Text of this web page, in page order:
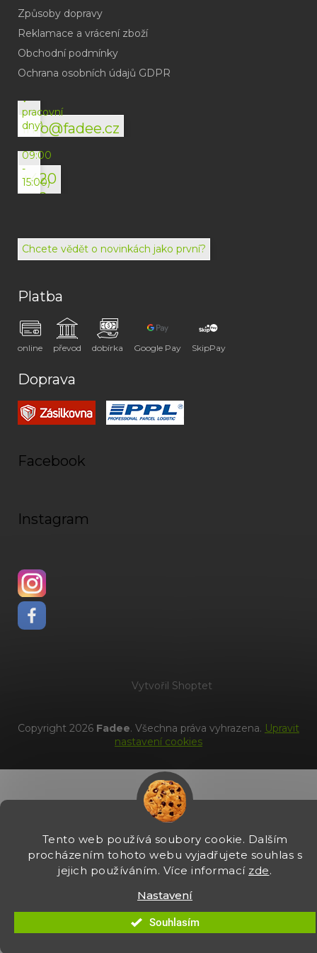
Tento web používá soubory cookie. Dalším
procházením tohoto webu vyjadřujete souhlas s
jejich používáním. Více informací zde.
Nastavení
Souhlasím
Způsoby dopravy
Reklamace a vrácení zboží
Obchodní podmínky
Ochrana osobních údajů GDPR
info@fadee.cz
(odpověď
do
v
pracovní
dny)
+420
792
072
(Po-
09:00
-
15:00)
Chcete vědět o novinkách jako první?
Platba
online převod dobírka Google Pay SkipPay
Doprava
Facebook
Instagram
Vytvořil Shoptet
Copyright 2026 Fadee. Všechna práva vyhrazena. Upravit
nastavení cookies